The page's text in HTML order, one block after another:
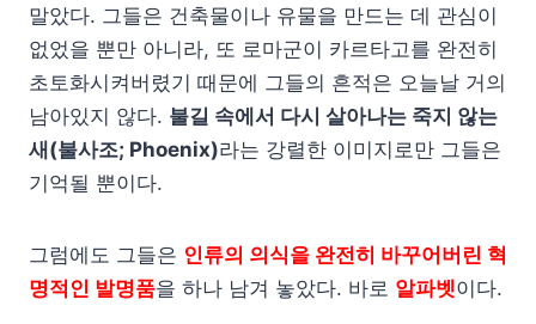
말았다. 그들은 건축물이나 유물을 만드는 데 관심이
없었을 뿐만 아니라, 또 로마군이 카르타고를 완전히
초토화시켜버렸기 때문에 그들의 흔적은 오늘날 거의
남아있지 않다. 불길 속에서 다시 살아나는 죽지 않는
새(불사조; Phoenix)라는 강렬한 이미지로만 그들은
기억될 뿐이다.
그럼에도 그들은 인류의 의식을 완전히 바꾸어버린 혁
명적인 발명품을 하나 남겨 놓았다. 바로 알파벳이다.